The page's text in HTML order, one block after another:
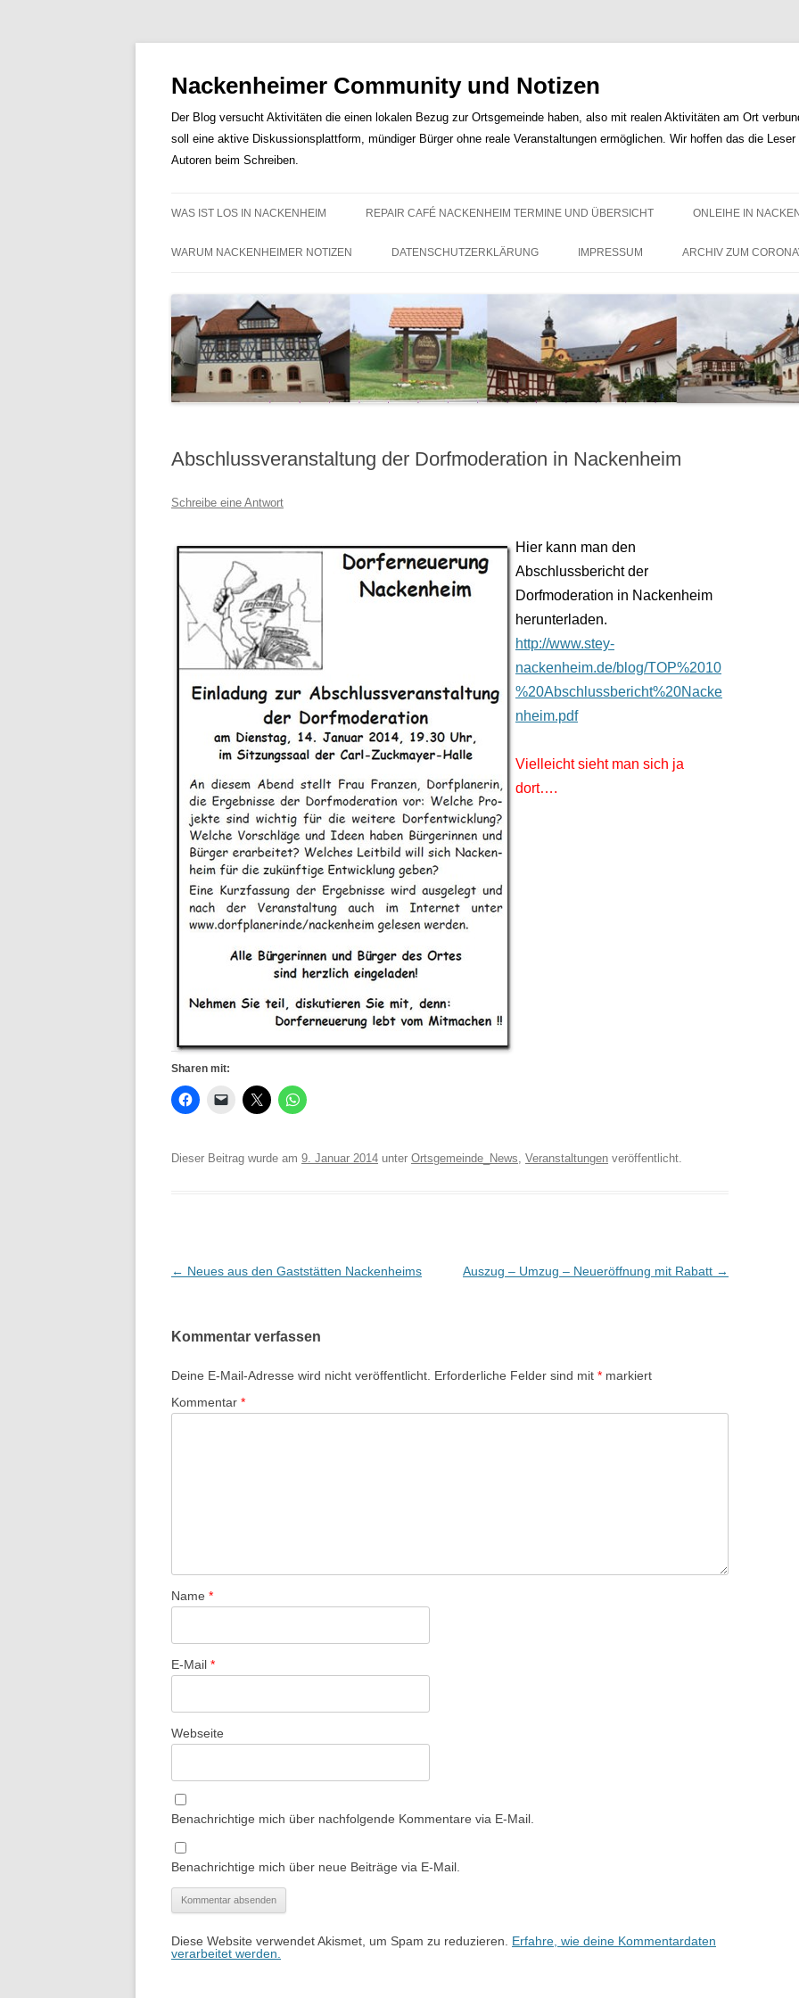
Nackenheimer Community und Notizen
Der Blog versucht Aktivitäten die einen lokalen Bezug zur Ortsgemeinde haben, also mit realen Aktivitäten am Ort
soll eine aktive Diskussionsplattform, mündiger Bürger ohne reale Veranstaltungen ermöglichen. Wir hoffen das die
Autoren beim Schreiben.
Inhalt
WAS IST LOS IN NACKENHEIM REPAIR CAFÉ NACKENHEIM TERMINE UND ÜBERSICHT ONLEIHE IN
WARUM NACKENHEIMER NOTIZEN DATENSCHUTZERKLÄRUNG IMPRESSUM ARCHIV ZUM
Abschlussveranstaltung der Dorfmoderation in Nackenheim
Schreibe eine Antwort
Hier kann man den
Abschlussbericht der
Dorfmoderation in Nackenheim
herunterladen.
http://www.stey-
nackenheim.de/blog/TOP%2010
%20Abschlussbericht%20Nacke
nheim.pdf
Vielleicht sieht man sich ja
dort….
Sharen mit:
Dieser Beitrag wurde am 9. Januar 2014 unter Ortsgemeinde_News, Veranstaltungen veröffentlicht.
Beitrags-
← Neues aus den Gaststätten Nackenheims Auszug – Umzug – Neueröffnung mit Rabatt →
Kommentar verfassen
Deine E-Mail-Adresse wird nicht veröffentlicht. Erforderliche Felder sind mit * markiert
Kommentar *
Name *
E-Mail *
Webseite
Benachrichtige mich über nachfolgende Kommentare via E-Mail.
Benachrichtige mich über neue Beiträge via E-Mail.
Diese Website verwendet Akismet, um Spam zu reduzieren. Erfahre, wie deine Kommentardaten
verarbeitet werden.